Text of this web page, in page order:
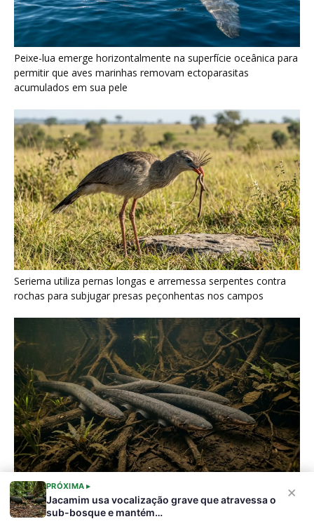
×
PRÓXIMA ▸
Jacamim usa vocalização grave que atravessa o
sub-bosque e mantém…
Peixe-lua emerge horizontalmente na superfície oceânica para
permitir que aves marinhas removam ectoparasitas
acumulados em sua pele
Seriema utiliza pernas longas e arremessa serpentes contra
rochas para subjugar presas peçonhentas nos campos
Poraquê sincroniza descargas elétricas em grupo para
amplificar campo elétrico e atordoar cardumes de peixes
maiores na Amazônia